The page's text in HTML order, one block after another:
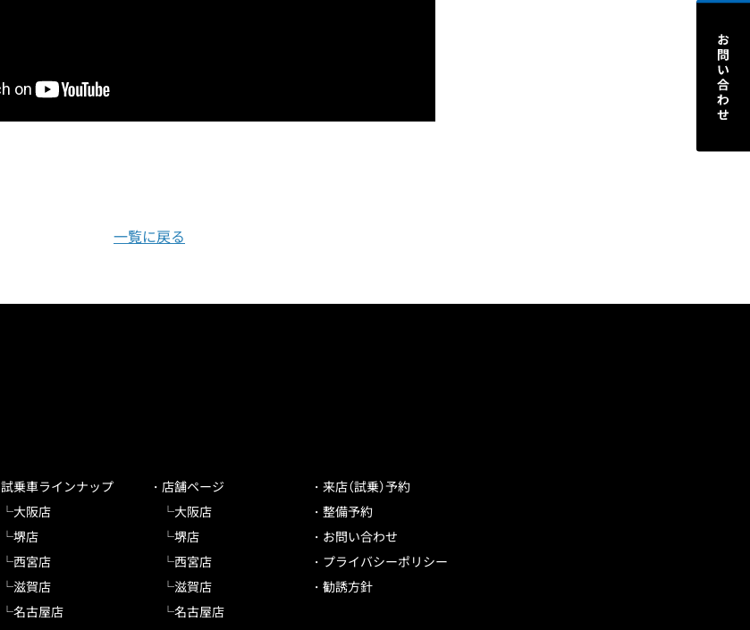
一覧に戻る
試乗車ラインナップ
大阪店
堺店
西宮店
滋賀店
名古屋店
店舗ページ
大阪店
堺店
西宮店
滋賀店
名古屋店
来店（試乗）予約
整備予約
お問い合わせ
プライバシーポリシー
勧誘方針